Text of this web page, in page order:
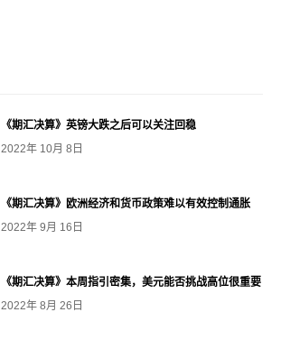
《期汇决算》英镑大跌之后可以关注回稳
2022年 10月 8日
《期汇决算》欧洲经济和货币政策难以有效控制通胀
2022年 9月 16日
《期汇决算》本周指引密集，美元能否挑战高位很重要
2022年 8月 26日